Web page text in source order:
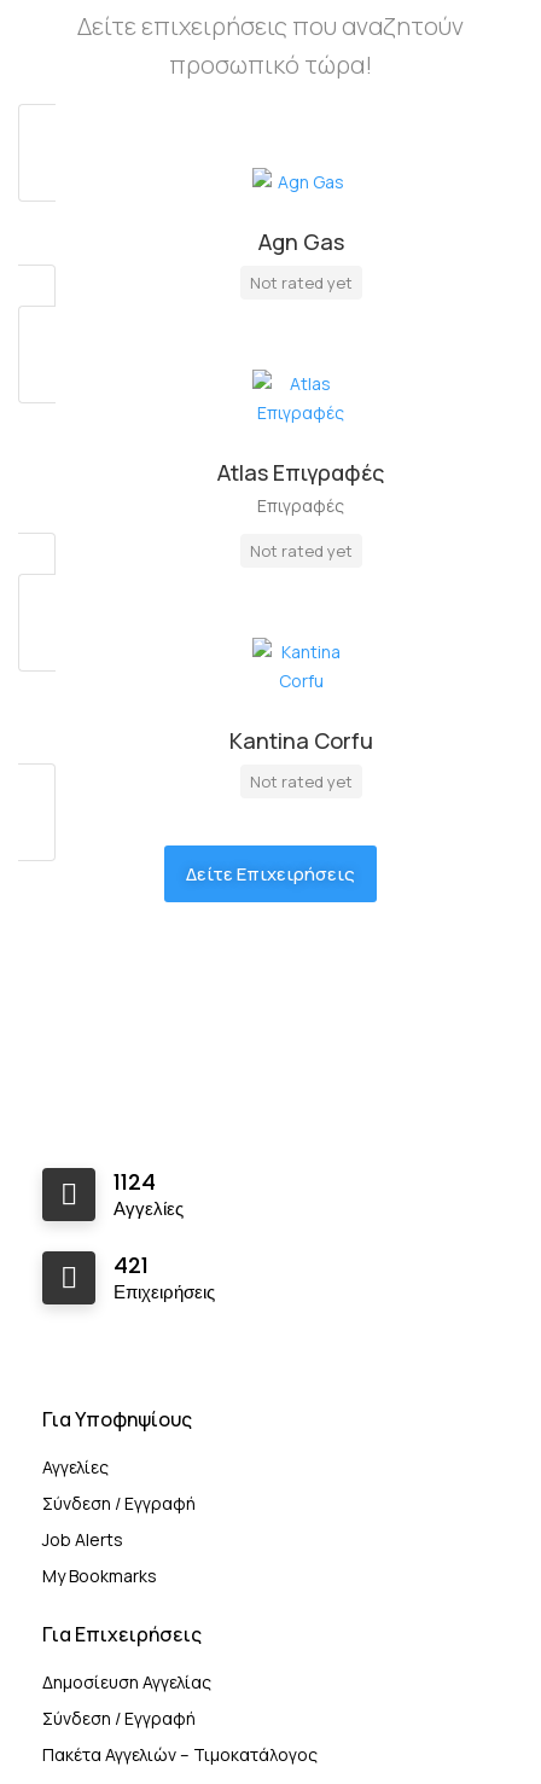
Πλήρη Απασχόληση
Δείτε επιχειρήσεις που αναζητούν
προσωπικό τώρα!
Agn Gas
Not rated yet
Atlas Επιγραφές
Επιγραφές
Not rated yet
Kantina Corfu
Not rated yet
Δείτε Επιχειρήσεις
1124
Αγγελίες
421
Επιχειρήσεις
Για Υποφηψίους
Αγγελίες
Σύνδεση / Εγγραφή
Job Alerts
My Bookmarks
Για Επιχειρήσεις
Δημοσίευση Αγγελίας
Σύνδεση / Εγγραφή
Πακέτα Αγγελιών – Τιμοκατάλογος